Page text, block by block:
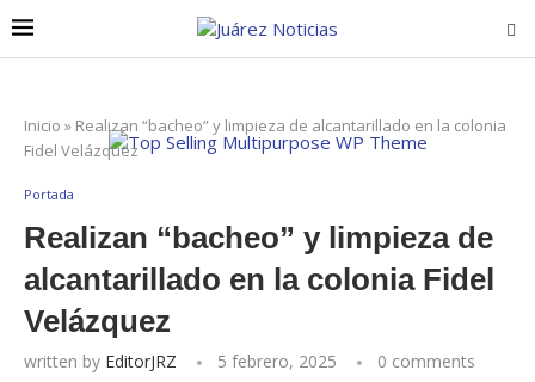
Inicio » Realizan “bacheo” y limpieza de alcantarillado en la colonia
Fidel Velázquez
Portada
Realizan “bacheo” y limpieza de
alcantarillado en la colonia Fidel
Velázquez
written by EditorJRZ 5 febrero, 2025 0 comments